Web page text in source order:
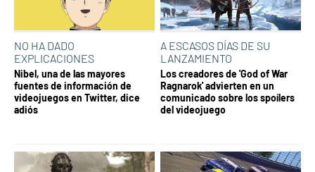
NO HA DADO
EXPLICACIONES
Nibel, una de las mayores
fuentes de información de
videojuegos en Twitter, dice
adiós
A ESCASOS DÍAS DE SU
LANZAMIENTO
Los creadores de 'God of War
Ragnarok' advierten en un
comunicado sobre los spoílers
del videojuego